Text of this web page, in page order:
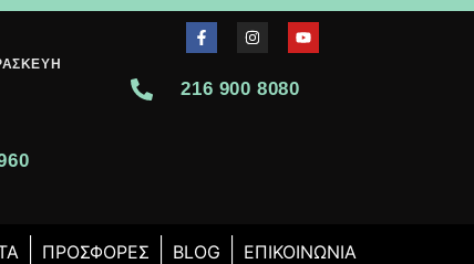
216 900 8080
ΠΡΟΣΦΟΡΈΣ BLOG ΕΠΙΚΟΙΝΩΝΊΑ